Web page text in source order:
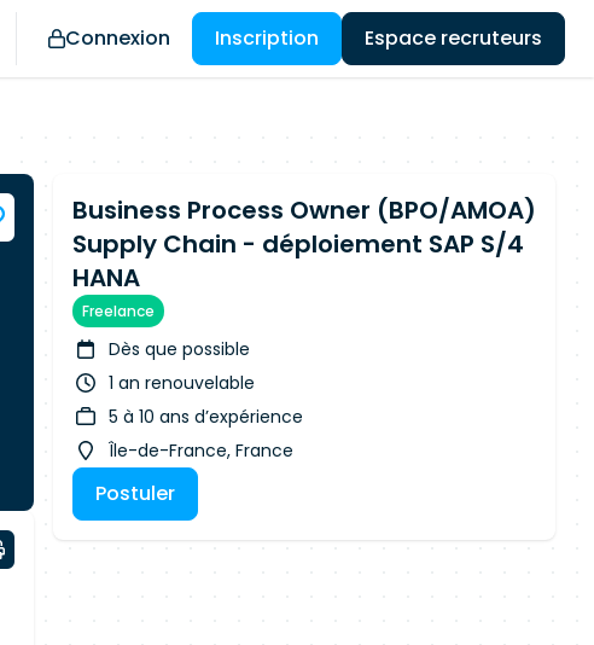
Connexion Inscription Espace recruteurs
Business Process Owner (BPO/AMOA)
Supply Chain - déploiement SAP S/4
HANA
Freelance
Dès que possible
1 an renouvelable
5 à 10 ans d’expérience
Île-de-France, France
Postuler